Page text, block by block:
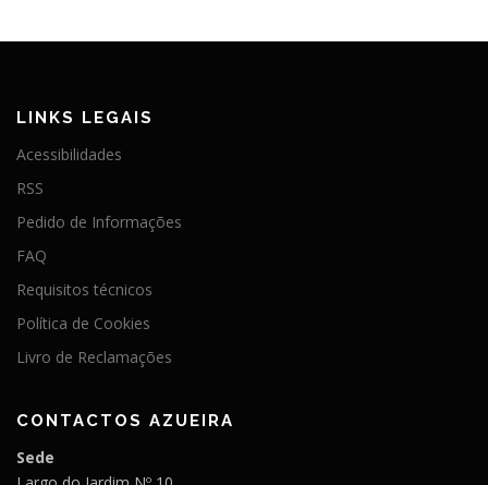
LINKS LEGAIS
Acessibilidades
RSS
Pedido de Informações
FAQ
Requisitos técnicos
Política de Cookies
Livro de Reclamações
CONTACTOS AZUEIRA
Sede